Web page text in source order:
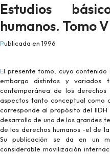
Estudios
humanos. Tomo V
Publicada en 1996
El presente tomo, cuyo contenido no pretende ser exhaustivo, cubre sin
embargo distintos y variados
contemporánea de los
aspectos tanto conceptual como
corresponde al propósito del
desarrollo de uno de los grandes
de los derechos humanos -el de
Su publicación se da en un
considerable movilización